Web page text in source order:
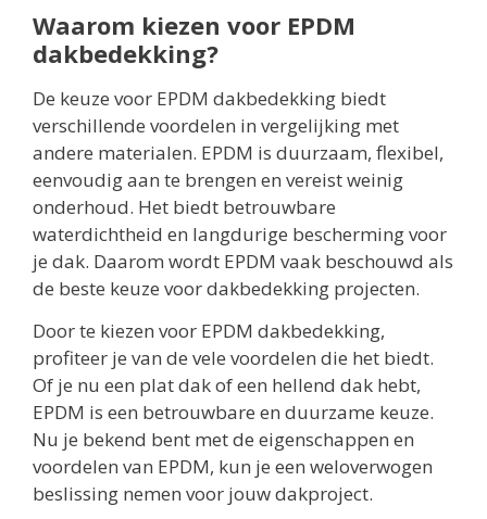
Waarom kiezen voor EPDM
dakbedekking?
De keuze voor EPDM dakbedekking biedt
verschillende voordelen in vergelijking met
andere materialen. EPDM is duurzaam, flexibel,
eenvoudig aan te brengen en vereist weinig
onderhoud. Het biedt betrouwbare
waterdichtheid en langdurige bescherming voor
je dak. Daarom wordt EPDM vaak beschouwd als
de beste keuze voor dakbedekking projecten.
Door te kiezen voor EPDM dakbedekking,
profiteer je van de vele voordelen die het biedt.
Of je nu een plat dak of een hellend dak hebt,
EPDM is een betrouwbare en duurzame keuze.
Nu je bekend bent met de eigenschappen en
voordelen van EPDM, kun je een weloverwogen
beslissing nemen voor jouw dakproject.